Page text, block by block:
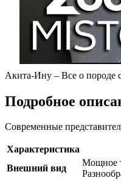
Акита-Ину – Все о породе
Подробное
Современные
Характеристика
Внешний вид
Мощное